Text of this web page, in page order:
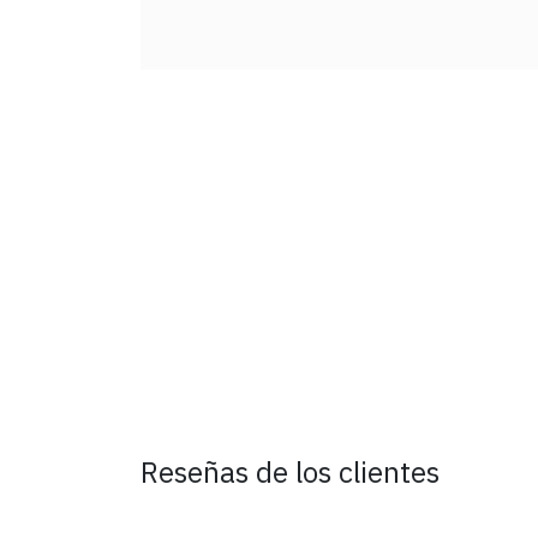
Reseñas de los clientes